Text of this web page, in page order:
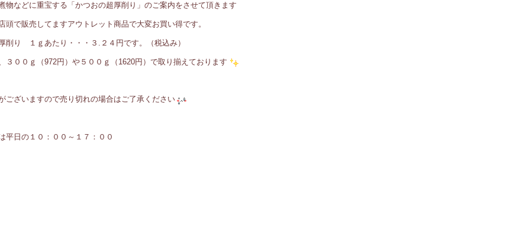
物などに重宝する「かつおの超厚削り」のご案内をさせて頂きます
頭で販売してますアウトレット商品で大変お買い得です。
削り １ｇあたり・・・３.２４円です。（税込み）
３００ｇ（972円）や５００ｇ（1620円）で取り揃えております
ございますので売り切れの場合はご了承ください
平日の１０：００～１７：００